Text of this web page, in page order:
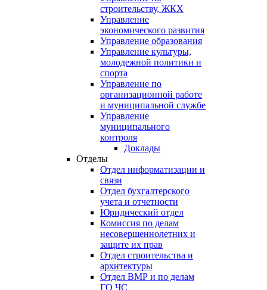
строительству, ЖКХ
Управление
экономического развития
Управление образования
Управление культуры,
молодежной политики и
спорта
Управление по
организационной работе
и муниципальной службе
Управление
муниципального
контроля
Доклады
Отделы
Отдел информатизации и
связи
Отдел бухгалтерского
учета и отчетности
Юридический отдел
Комиссия по делам
несовершеннолетних и
защите их прав
Отдел строительства и
архитектуры
Отдел ВМР и по делам
ГО ЧС